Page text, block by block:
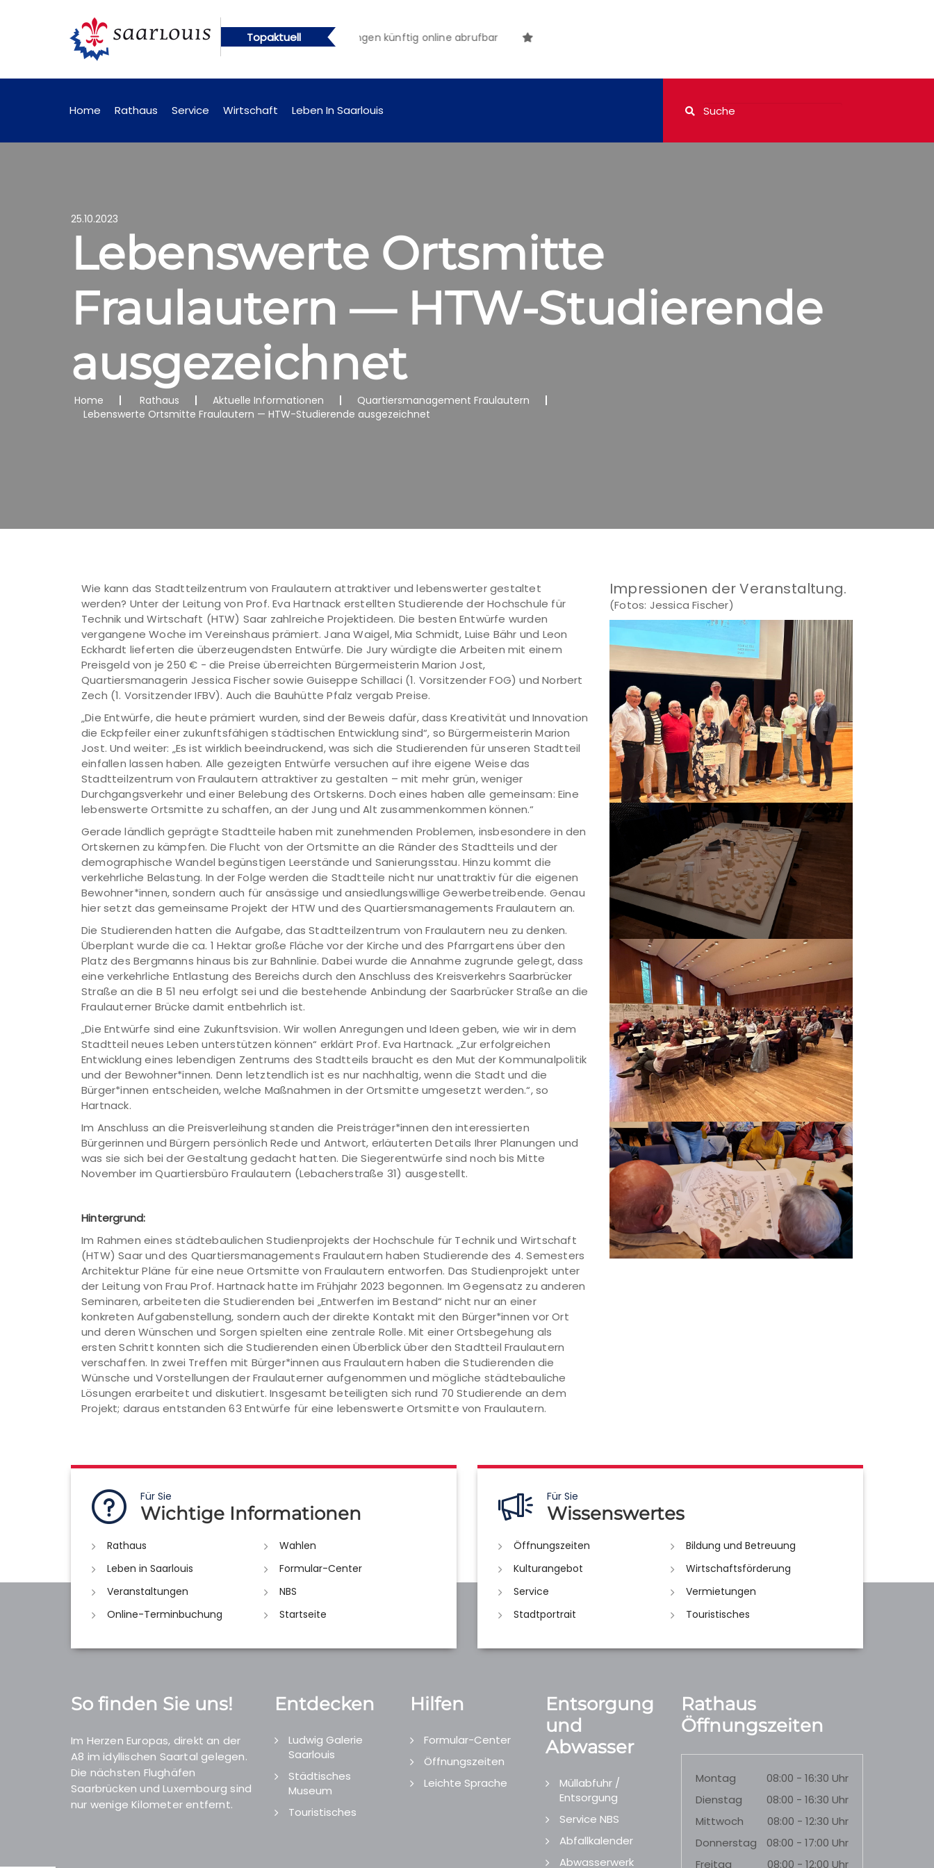
Topaktuell
künftig online abrufbar Öffentliche Bekanntmachungen künftig online abrufbar
Home Rathaus Service Wirtschaft Leben In Saarlouis
25.10.2023
Lebenswerte Ortsmitte
Fraulautern — HTW-Studierende
ausgezeichnet
Home Rathaus Aktuelle Informationen
Quartiersmanagement Fraulautern
Lebenswerte Ortsmitte Fraulautern — HTW-Studierende ausgezeichnet
Wie kann das Stadtteilzentrum von Fraulautern attraktiver und lebenswerter gestaltet
werden? Unter der Leitung von Prof. Eva Hartnack erstellten Studierende der Hochschule für
Technik und Wirtschaft (HTW) Saar zahlreiche Projektideen. Die besten Entwürfe wurden
vergangene Woche im Vereinshaus prämiert. Jana Waigel, Mia Schmidt, Luise Bähr und Leon
Eckhardt lieferten die überzeugendsten Entwürfe. Die Jury würdigte die Arbeiten mit einem
Preisgeld von je 250 € - die Preise überreichten Bürgermeisterin Marion Jost,
Quartiersmanagerin Jessica Fischer sowie Guiseppe Schillaci (1. Vorsitzender FOG) und Norbert
Zech (1. Vorsitzender IFBV). Auch die Bauhütte Pfalz vergab Preise.
„Die Entwürfe, die heute prämiert wurden, sind der Beweis dafür, dass Kreativität und Innovation
die Eckpfeiler einer zukunftsfähigen städtischen Entwicklung sind“, so Bürgermeisterin Marion
Jost. Und weiter: „Es ist wirklich beeindruckend, was sich die Studierenden für unseren Stadtteil
einfallen lassen haben. Alle gezeigten Entwürfe versuchen auf ihre eigene Weise das
Stadtteilzentrum von Fraulautern attraktiver zu gestalten – mit mehr grün, weniger
Durchgangsverkehr und einer Belebung des Ortskerns. Doch eines haben alle gemeinsam: Eine
lebenswerte Ortsmitte zu schaffen, an der Jung und Alt zusammenkommen können.“
Gerade ländlich geprägte Stadtteile haben mit zunehmenden Problemen, insbesondere in den
Ortskernen zu kämpfen. Die Flucht von der Ortsmitte an die Ränder des Stadtteils und der
demographische Wandel begünstigen Leerstände und Sanierungsstau. Hinzu kommt die
verkehrliche Belastung. In der Folge werden die Stadtteile nicht nur unattraktiv für die eigenen
Bewohner*innen, sondern auch für ansässige und ansiedlungswillige Gewerbetreibende. Genau
hier setzt das gemeinsame Projekt der HTW und des Quartiersmanagements Fraulautern an.
Die Studierenden hatten die Aufgabe, das Stadtteilzentrum von Fraulautern neu zu denken.
Überplant wurde die ca. 1 Hektar große Fläche vor der Kirche und des Pfarrgartens über den
Platz des Bergmanns hinaus bis zur Bahnlinie. Dabei wurde die Annahme zugrunde gelegt, dass
eine verkehrliche Entlastung des Bereichs durch den Anschluss des Kreisverkehrs Saarbrücker
Straße an die B 51 neu erfolgt sei und die bestehende Anbindung der Saarbrücker Straße an die
Fraulauterner Brücke damit entbehrlich ist.
„Die Entwürfe sind eine Zukunftsvision. Wir wollen Anregungen und Ideen geben, wie wir in dem
Stadtteil neues Leben unterstützen können“ erklärt Prof. Eva Hartnack. „Zur erfolgreichen
Entwicklung eines lebendigen Zentrums des Stadtteils braucht es den Mut der Kommunalpolitik
und der Bewohner*innen. Denn letztendlich ist es nur nachhaltig, wenn die Stadt und die
Bürger*innen entscheiden, welche Maßnahmen in der Ortsmitte umgesetzt werden.“, so
Hartnack.
Im Anschluss an die Preisverleihung standen die Preisträger*innen den interessierten
Bürgerinnen und Bürgern persönlich Rede und Antwort, erläuterten Details Ihrer Planungen und
was sie sich bei der Gestaltung gedacht hatten. Die Siegerentwürfe sind noch bis Mitte
November im Quartiersbüro Fraulautern (Lebacherstraße 31) ausgestellt.
Hintergrund:
Im Rahmen eines städtebaulichen Studienprojekts der Hochschule für Technik und Wirtschaft
(HTW) Saar und des Quartiersmanagements Fraulautern haben Studierende des 4. Semesters
Architektur Pläne für eine neue Ortsmitte von Fraulautern entworfen. Das Studienprojekt unter
der Leitung von Frau Prof. Hartnack hatte im Frühjahr 2023 begonnen. Im Gegensatz zu anderen
Seminaren, arbeiteten die Studierenden bei „Entwerfen im Bestand“ nicht nur an einer
konkreten Aufgabenstellung, sondern auch der direkte Kontakt mit den Bürger*innen vor Ort
und deren Wünschen und Sorgen spielten eine zentrale Rolle. Mit einer Ortsbegehung als
ersten Schritt konnten sich die Studierenden einen Überblick über den Stadtteil Fraulautern
verschaffen. In zwei Treffen mit Bürger*innen aus Fraulautern haben die Studierenden die
Wünsche und Vorstellungen der Fraulauterner aufgenommen und mögliche städtebauliche
Lösungen erarbeitet und diskutiert. Insgesamt beteiligten sich rund 70 Studierende an dem
Projekt; daraus entstanden 63 Entwürfe für eine lebenswerte Ortsmitte von Fraulautern.
Impressionen der Veranstaltung.
(Fotos: Jessica Fischer)
Für Sie
Wichtige Informationen
Rathaus
Wahlen
Leben in Saarlouis
Formular-Center
Veranstaltungen
NBS
Online-Terminbuchung
Startseite
Für Sie
Wissenswertes
Öffnungszeiten
Bildung und Betreuung
Kulturangebot
Wirtschaftsförderung
Service
Vermietungen
Stadtportrait
Touristisches
So finden Sie uns!
Im Herzen Europas, direkt an der
A8 im idyllischen Saartal gelegen.
Die nächsten Flughäfen
Saarbrücken und Luxembourg sind
nur wenige Kilometer entfernt.
Entdecken
Ludwig Galerie
Saarlouis
Städtisches
Museum
Touristisches
Hilfen
Formular-Center
Öffnungszeiten
Leichte Sprache
Entsorgung
und
Abwasser
Müllabfuhr /
Entsorgung
Service NBS
Abfallkalender
Abwasserwerk
Rathaus
Öffnungszeiten
Montag
08:00 - 16:30 Uhr
Dienstag
08:00 - 16:30 Uhr
Mittwoch
08:00 - 12:30 Uhr
Donnerstag
08:00 - 17:00 Uhr
Freitag
08:00 - 12:00 Uhr